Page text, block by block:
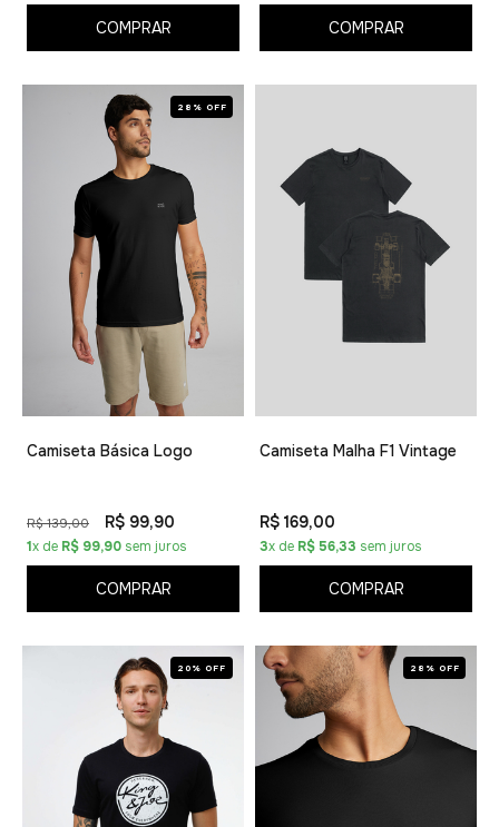
COMPRAR COMPRAR
28% OFF
Camiseta Básica Logo
R$ 139,00 R$ 99,90
1x de R$ 99,90 sem juros
COMPRAR
Camiseta Malha F1 Vintage
R$ 169,00
3x de R$ 56,33 sem juros
COMPRAR
20% OFF 28% OFF